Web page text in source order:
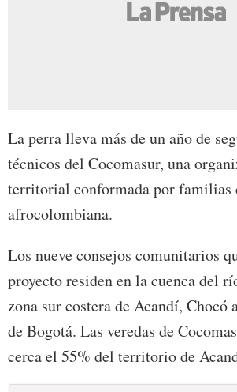
La perra lleva más de un año de
técnicos del Cocomasur, una
territorial conformada por familias
afrocolombiana.
Los nueve consejos comunitarios
proyecto residen en la cuenca del
zona sur costera de Acandí, Chocó
de Bogotá. Las veredas de
cerca el 55% del territorio de